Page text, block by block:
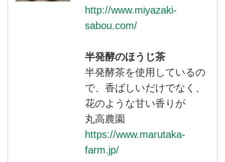
http://www.miyazaki-
sabou.com/
半発酵のほうじ茶
半発酵茶を使用しているの
で、香ばしいだけでなく、
花のような甘い香りが
丸高農園
https://www.marutaka-
farm.jp/